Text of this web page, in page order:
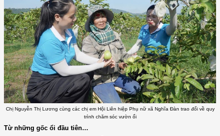
Chị Nguyễn Thị Lương cùng các chị em Hội Liên hiệp Phụ nữ xã Nghĩa Đàn trao đổi về quy
trình chăm sóc vườn ổi
Từ những gốc ổi đầu tiên…